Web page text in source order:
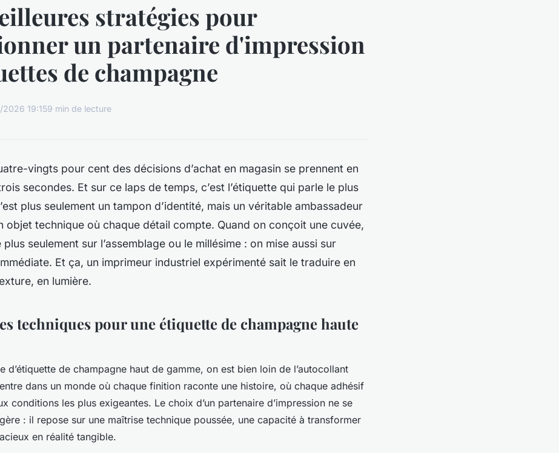
stratégies pour
un partenaire d'impression
de champagne
2026 19:159 min de lecture
vingts pour cent des décisions d’achat en magasin se prennent en
secondes. Et sur ce laps de temps, c’est l’étiquette qui parle le plus
plus seulement un tampon d’identité, mais un véritable ambassadeur
objet technique où chaque détail compte. Quand on conçoit une cuvée,
plus seulement sur l’assemblage ou le millésime : on mise aussi sur
Et ça, un imprimeur industriel expérimenté sait le traduire en
en lumière.
techniques pour une étiquette de champagne haute
d’étiquette de champagne haut de gamme, on est bien loin de l’autocollant
dans un monde où chaque finition raconte une histoire, où chaque adhésif
conditions les plus exigeantes. Le choix d’un partenaire d’impression ne se
: il repose sur une maîtrise technique poussée, une capacité à transformer
en réalité tangible.